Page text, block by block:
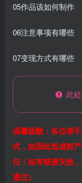
05作品该如何制作
06注意事项有哪些
07变现方式有哪些
此处
温馨提醒：各位请
式，如因此造成财
任！如有链接失效
通过）